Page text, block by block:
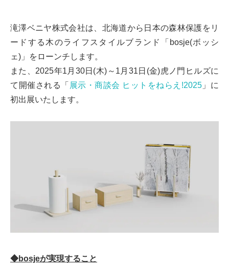
滝澤ベニヤ株式会社は、北海道から日本の森林保護をリ
ードする木のライフスタイルブランド「bosje(ボッシ
ェ)」をローンチします。
また、2025年1月30日(木)～1月31日(金)虎ノ門ヒルズに
て開催される「 展示・商談会 ヒットをねらえ!2025」に
初出展いたします。
◆bosjeが実現すること